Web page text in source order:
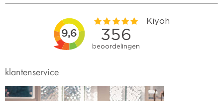
klantenservice